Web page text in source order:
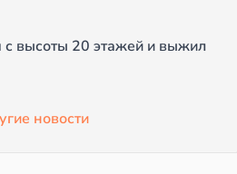
высоты 20 этажей и выжил
новости